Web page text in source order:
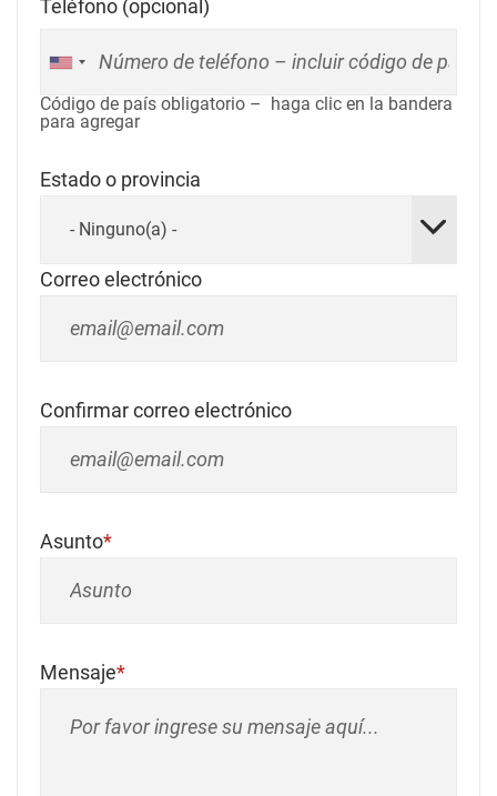
Teléfono (opcional)
Código de país obligatorio – haga clic en la bandera
para agregar
Estado o provincia
- Ninguno(a) -
Correo electrónico
Confirmar correo electrónico
Asunto
Mensaje